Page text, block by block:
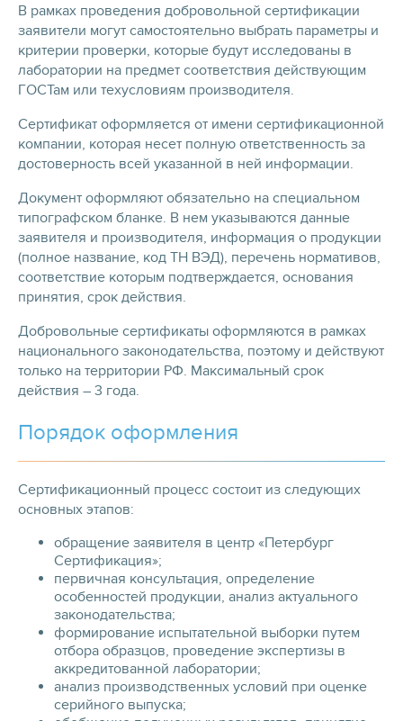
В рамках проведения добровольной сертификации
заявители могут самостоятельно выбрать параметры и
критерии проверки, которые будут исследованы в
лаборатории на предмет соответствия действующим
ГОСТам или техусловиям производителя.
Сертификат оформляется от имени сертификационной
компании, которая несет полную ответственность за
достоверность всей указанной в ней информации.
Документ оформляют обязательно на специальном
типографском бланке. В нем указываются данные
заявителя и производителя, информация о продукции
(полное название, код ТН ВЭД), перечень нормативов,
соответствие которым подтверждается, основания
принятия, срок действия.
Добровольные сертификаты оформляются в рамках
национального законодательства, поэтому и действуют
только на территории РФ. Максимальный срок
действия – 3 года.
Порядок оформления
Сертификационный процесс состоит из следующих
основных этапов:
обращение заявителя в центр «Петербург
Сертификация»;
первичная консультация, определение
особенностей продукции, анализ актуального
законодательства;
формирование испытательной выборки путем
отбора образцов, проведение экспертизы в
аккредитованной лаборатории;
анализ производственных условий при оценке
серийного выпуска;